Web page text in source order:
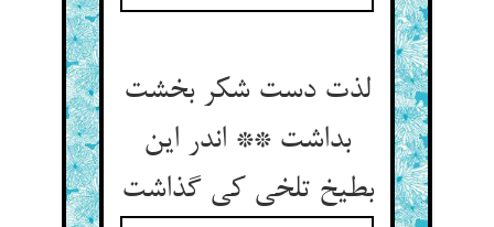
لذت دست شکر بخشت
بداشت ** اندر این
بطیخ تلخی کی گذاشت‏